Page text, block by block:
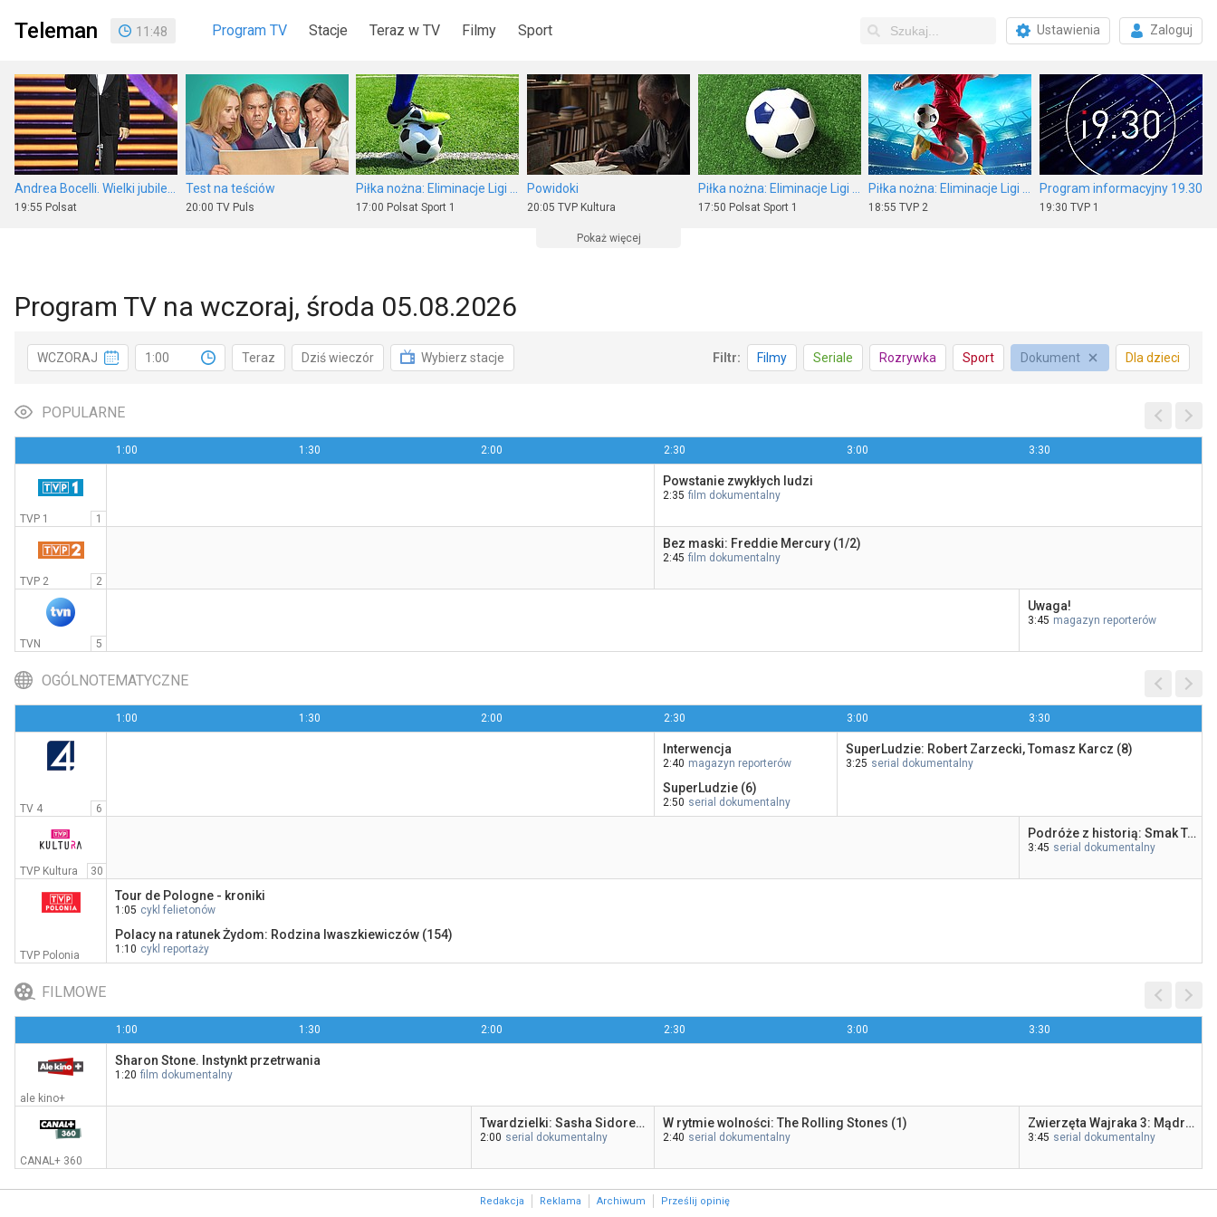
Teleman 11 :48 Program TV Stacje Teraz w TV Filmy Sport Ustawienia Zaloguj
19:55 Polsat
Test na teściów
20:00 TV Puls 17:00 Polsat Sport 1
Powidoki
20:05 TVP Kultura 17:50 Polsat Sport 1 18:55 TVP 2
Program informacyjny 19.30
19:30 TVP 1
Policzalne
20:00HBO
Jerry Maguire
22:20Polsat
Papusza
15:05 TVP Kultura
Rodzina Leśniewskich odc. 1
17:45TVP Kultura
Żużel: Metalkas 2. Ekstraliga
20:00CANAL+ Sport 5 20:00TVN 7
Złap mnie, jeśli potrafisz
20:00 Stopklatka
Pokaż więcej
Program TV na wczoraj, środa 05.08.2026
WCZORAJ 1:00 Teraz Dziś wieczór Wybierz stacje Filtr: Filmy Seriale Rozrywka Sport Dokument Dla dzieci
POPULARNE
1:00 1:30 2:00 2:30 3:00 3:30
TVP 1 1
Powstanie zwykłych ludzi
2:35 film dokumentalny
TVP 2 2
Bez maski: Freddie Mercury (1/2)
2:45 film dokumentalny
TVN 5
Uwaga!
3:45 magazyn reporterów
OGÓLNOTEMATYCZNE
1:00 1:30 2:00 2:30 3:00 3:30
TV 4 6
Interwencja
2:40 magazyn reporterów
SuperLudzie (6)
2:50 serial dokumentalny
SuperLudzie: Robert Zarzecki, Tomasz Karcz (8)
3:25 serial dokumentalny
TVP Kultura 30
Podróże z historią: Smak Torunia (16)
3:45 serial dokumentalny
TVP Polonia
Tour de Pologne - kroniki
1:05 cykl felietonów
Polacy na ratunek Żydom: Rodzina Iwaszkiewiczów (154)
1:10 cykl reportaży
FILMOWE
1:00 1:30 2:00 2:30 3:00 3:30
ale kino+
Sharon Stone. Instynkt przetrwania
1:20 film dokumentalny
CANAL+ 360
Twardzielki: Sasha Sidorenko (2)
2:00 serial dokumentalny
W rytmie wolności: The Rolling Stones (1)
2:40 serial dokumentalny
Zwierzęta Wajraka 3: Mądre kruki (4)
3:45 serial dokumentalny
Redakcja Reklama Archiwum
Prześlij opinię